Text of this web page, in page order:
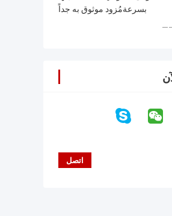
بسرعةمُزود موثوق به جداً